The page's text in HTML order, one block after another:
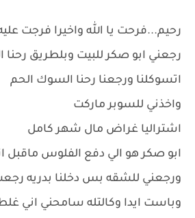
رحيم...فرحت يا الله واخيرا فرجت
رجعني ابو صكر للبيت وبلطريق
اتسوكلنا ورجعنا رحنا السوك الحم
واخذني للسوبر ماركت
اشتراليا غراض مال شهر كامل
ابو صكر هو الي دفع الفلوس ماقبل
ورجعني للشقه بس دخلنا بدريه
وباست ايدا وكالتله سامحني اني